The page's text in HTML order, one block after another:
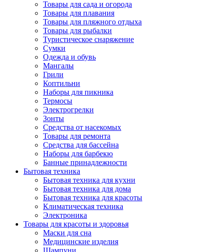
Товары для сада и огорода
Товары для плавания
Товары для пляжного отдыха
Товары для рыбалки
Туристическое снаряжение
Сумки
Одежда и обувь
Мангалы
Грили
Коптильни
Наборы для пикника
Термосы
Электрогрелки
Зонты
Средства от насекомых
Товары для ремонта
Средства для бассейна
Наборы для барбекю
Банные принадлежности
Бытовая техника
Бытовая техника для кухни
Бытовая техника для дома
Бытовая техника для красоты
Климатическая техника
Электроника
Товары для красоты и здоровья
Маски для сна
Медицинские изделия
Шампуни